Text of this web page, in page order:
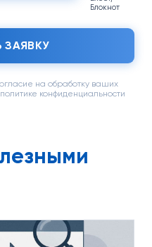
Блокнот
ЗАЯВКУ
на обработку ваших
конфиденциальности